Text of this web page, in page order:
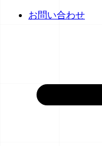
お問い合わせ